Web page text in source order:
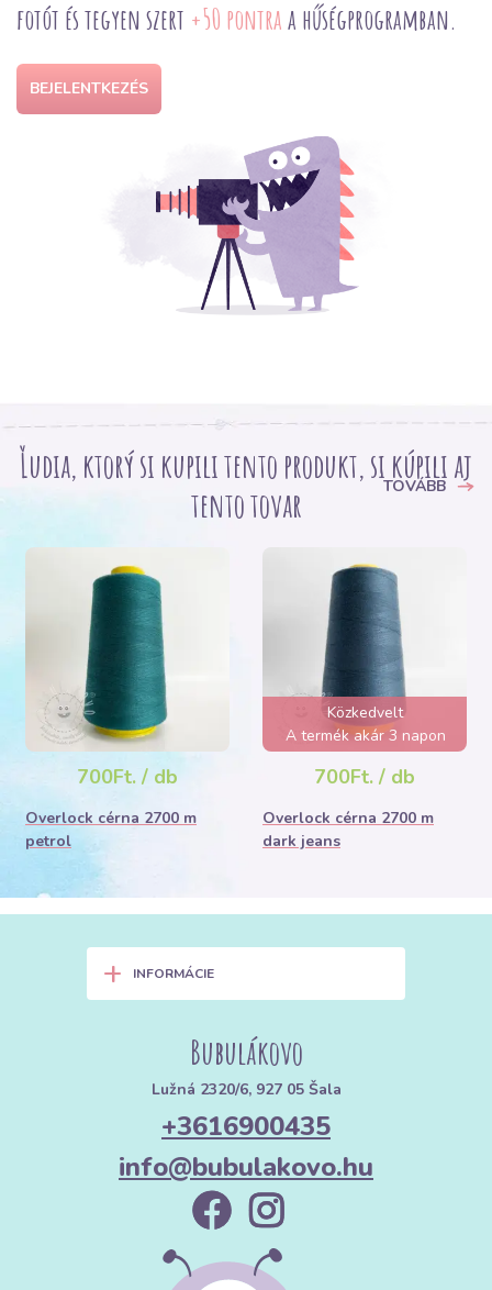
fotót és tegyen szert +50 pontraa hűségprogramban.
BEJELENTKEZÉS
Ľudia, ktorý si kupili tento produkt, si kúpili aj
tento tovar
TOVÁBB
700Ft. / db
Overlock cérna 2700 m
petrol
Közkedvelt
A termék akár 3 napon
belül elfogyhat!
700Ft. / db
Overlock cérna 2700 m
dark jeans
+ INFORMÁCIE
Bubulákovo
Lužná 2320/6, 927 05 Šala
+3616900435
info@bubulakovo.hu